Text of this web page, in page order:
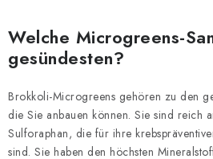
Welche Microgreens-
gesündesten?
Brokkoli-Microgreens gehören zu den
die Sie anbauen können. Sie sind reich
Sulforaphan, die für ihre
sind. Sie haben den höchsten